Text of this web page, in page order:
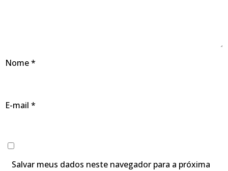
Nome*
E-mail *
Salvar meus dados neste navegador para a próxima